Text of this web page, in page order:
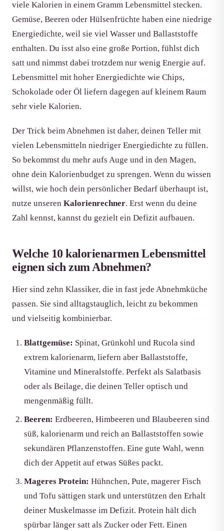
viele Kalorien in einem Gramm Lebensmittel stecken.
Gemüse, Beeren oder Hülsenfrüchte haben eine niedrige
Energiedichte, weil sie viel Wasser und Ballaststoffe
enthalten. Du isst also eine große Portion, fühlst dich
satt und nimmst dabei trotzdem nur wenig Energie auf.
Lebensmittel mit hoher Energiedichte wie Chips,
Schokolade oder Öl liefern dagegen auf kleinem Raum
sehr viele Kalorien.
Der Trick beim Abnehmen ist daher, deinen Teller mit
vielen Lebensmitteln niedriger Energiedichte zu füllen.
So bekommst du mehr aufs Auge und in den Magen,
ohne dein Kalorienbudget zu sprengen. Wenn du wissen
willst, wie hoch dein persönlicher Bedarf überhaupt ist,
nutze unseren Kalorienrechner. Erst wenn du deine
Zahl kennst, kannst du gezielt ein Defizit aufbauen.
Welche 10 kalorienarmen Lebensmittel
eignen sich zum Abnehmen?
Hier sind zehn Klassiker, die in fast jede Abnehmküche
passen. Sie sind alltagstauglich, leicht zu bekommen
und vielseitig kombinierbar.
Blattgemüse: Spinat, Grünkohl und Rucola sind
extrem kalorienarm, liefern aber Ballaststoffe,
Vitamine und Mineralstoffe. Perfekt als Salatbasis
oder als Beilage, die deinen Teller optisch und
mengenmäßig füllt.
Beeren: Erdbeeren, Himbeeren und Blaubeeren sind
süß, kalorienarm und reich an Ballaststoffen sowie
sekundären Pflanzenstoffen. Eine gute Wahl, wenn
dich der Appetit auf etwas Süßes packt.
Mageres Protein: Hühnchen, Pute, magerer Fisch
und Tofu sättigen stark und unterstützen den Erhalt
deiner Muskelmasse im Defizit. Protein hält dich
spürbar länger satt als Zucker oder Fett. Einen